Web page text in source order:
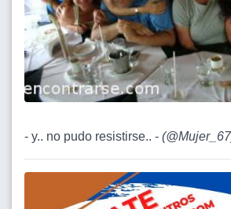
- y.. no pudo resistirse.. - (@Mujer_67